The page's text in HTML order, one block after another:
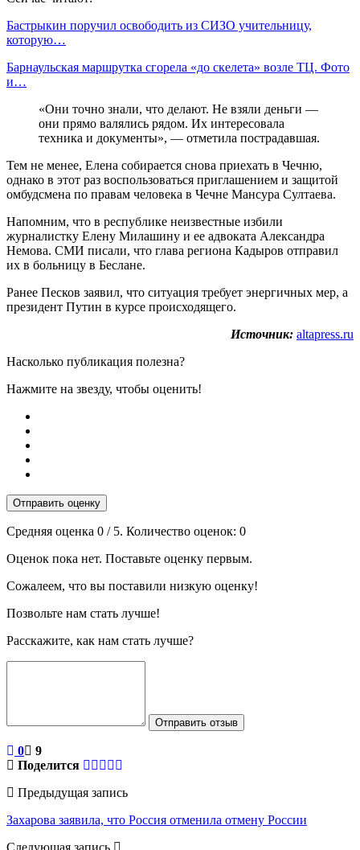
Бастрыкин поручил освободить из СИЗО учительницу,
которую…
Барнаульская маршрутка сгорела «до скелета» возле ТЦ. Фото
и…
«Они точно знали, что делают. Не взяли деньги —
они прямо валялись рядом. Их интересовала
техника и документы», — отметила пострадавшая.
Тем не менее, Елена собирается снова приехать в Чечню,
однако в этот раз воспользоваться приглашением и защитой
омбудсмена по правам человека в Чечне Мансура Султаева.
Напомним, что в республике неизвестные избили
журналистку Елену Милашину и ее адвоката Александра
Немова. СМИ писали, что глава региона Кадыров отправил
их в больницу в Беслане.
Ранее Песков заявил, что ситуация требует энергичных мер, а
президент Путин в курсе происходящего.
Источник: altapress.ru
Насколько публикация полезна?
Нажмите на звезду, чтобы оценить!
Отправить оценку
Средняя оценка 0 / 5. Количество оценок: 0
Оценок пока нет. Поставьте оценку первым.
Сожалеем, что вы поставили низкую оценку!
Позвольте нам стать лучше!
Расскажите, как нам стать лучше?
Отправить отзыв
0
9
Поделится
Предыдущая запись
Захарова заявила, что Россия отменила отмену России
Следующая запись